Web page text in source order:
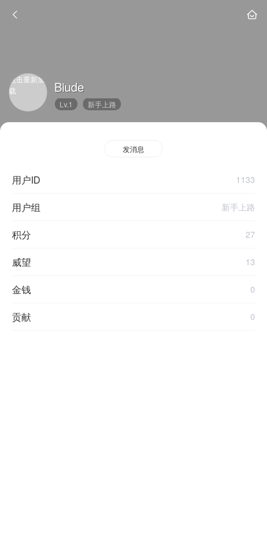
点击重新加
载
Biude
Lv.1 新手上路
发消息
用户ID 1133
用户组 新手上路
积分 27
威望 13
金钱 0
贡献 0